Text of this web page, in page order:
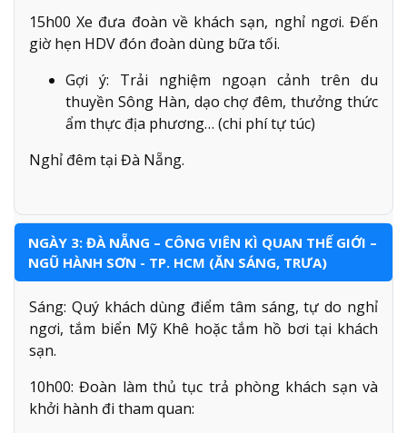
15h00 Xe đưa đoàn về khách sạn, nghỉ ngơi. Đến
giờ hẹn HDV đón đoàn dùng bữa tối.
Gợi ý: Trải nghiệm ngoạn cảnh trên du
thuyền Sông Hàn, dạo chợ đêm, thưởng thức
ẩm thực địa phương… (chi phí tự túc)
Nghỉ đêm tại Đà Nẵng.
NGÀY 3: ĐÀ NẴNG – CÔNG VIÊN KÌ QUAN THẾ GIỚI –
NGŨ HÀNH SƠN - TP. HCM (ĂN SÁNG, TRƯA)
Sáng: Quý khách dùng điểm tâm sáng, tự do nghỉ
ngơi, tắm biển Mỹ Khê hoặc tắm hồ bơi tại khách
sạn.
10h00: Đoàn làm thủ tục trả phòng khách sạn và
khởi hành đi tham quan: